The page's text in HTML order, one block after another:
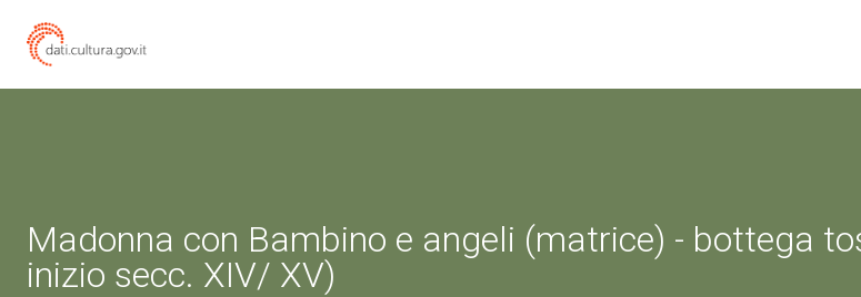
Madonna con Bambino e angeli (matrice) - bottega
inizio secc. XIV/ XV)